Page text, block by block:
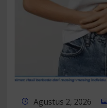
Agustus 2, 2026